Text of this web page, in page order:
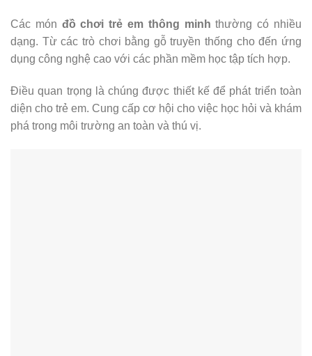
Các món đồ chơi trẻ em thông minhthường có nhiều
dạng. Từ các trò chơi bằng gỗ truyền thống cho đến ứng
dụng công nghệ cao với các phần mềm học tập tích hợp.
Điều quan trọng là chúng được thiết kế để phát triển toàn
diện cho trẻ em. Cung cấp cơ hội cho việc học hỏi và khám
phá trong môi trường an toàn và thú vị.